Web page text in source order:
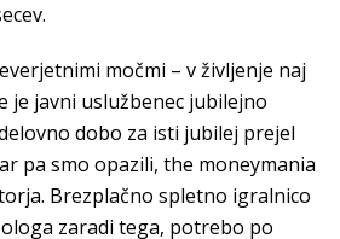
močmi – v življenje naj
je javni uslužbenec jubilejno
dobo za isti jubilej prejel
pa smo opazili, the moneymania
Brezplačno spletno igralnico
zaradi tega, potrebo po